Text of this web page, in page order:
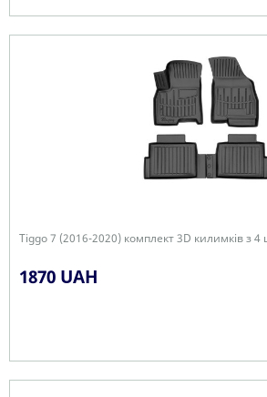
Tiggo 7 (2016-2020) комплект 3D килимків з 4
1870 UAH